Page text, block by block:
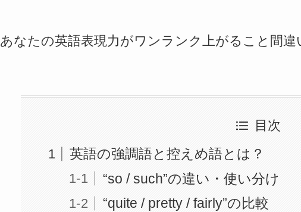
あなたの英語表現力がワンランク上がること間違
目次
英語の強調語と控えめ語とは？
“so / such”の違い・使い分け
“quite / pretty / fairly”の比較